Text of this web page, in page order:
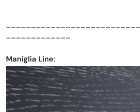
_____________
Maniglia Line: